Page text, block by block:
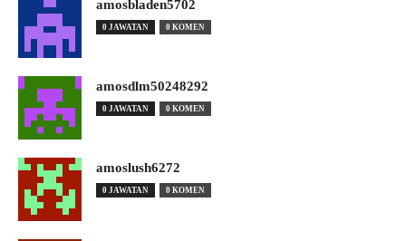
amosbladen5702
0 JAWATAN 0 KOMEN
amosdlm50248292
0 JAWATAN 0 KOMEN
amoslush6272
0 JAWATAN 0 KOMEN